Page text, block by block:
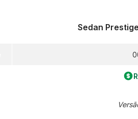
Sedan